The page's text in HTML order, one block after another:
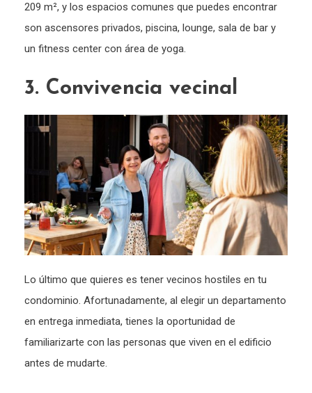
209 m², y los espacios comunes que puedes encontrar
son ascensores privados, piscina, lounge, sala de bar y
un fitness center con área de yoga.
3. Convivencia vecinal
Lo último que quieres es tener vecinos hostiles en tu
condominio. Afortunadamente, al elegir un departamento
en entrega inmediata, tienes la oportunidad de
familiarizarte con las personas que viven en el edificio
antes de mudarte.